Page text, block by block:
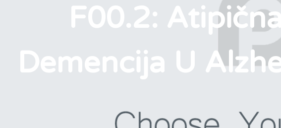
F00.2:
Demencija U